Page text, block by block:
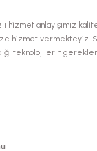
hizmet anlayışımız
hizmet vermekteyiz.
teknolojilerin